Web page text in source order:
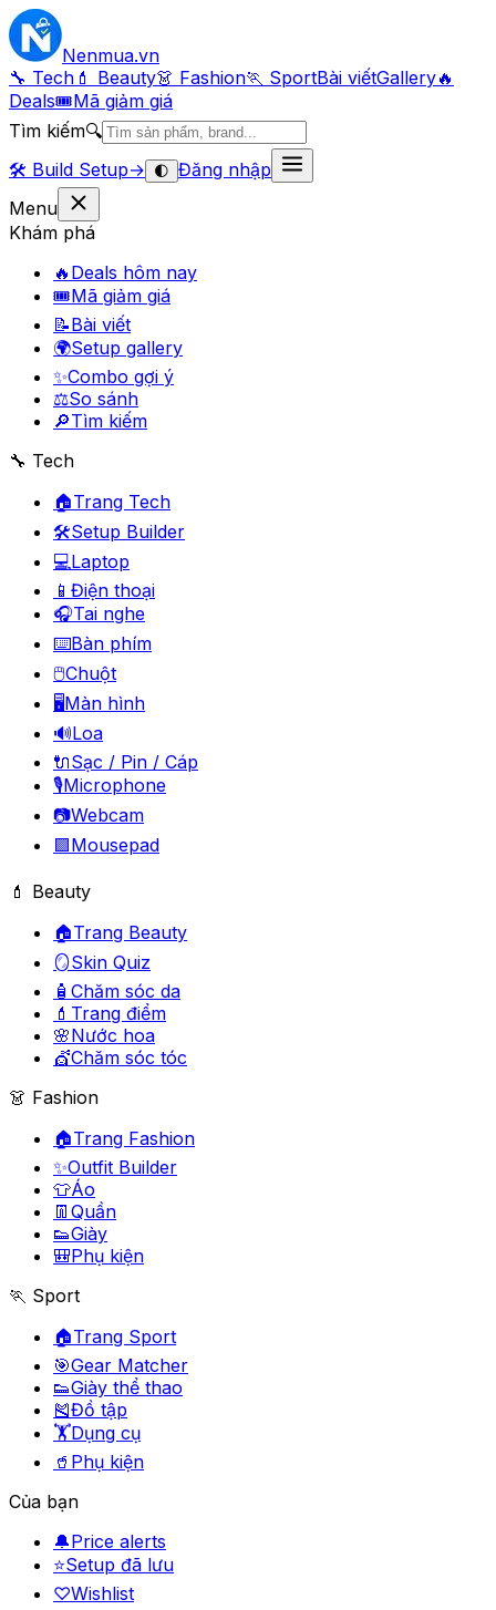
Nenmua.vn
🔧 Tech 💄 Beauty👗 Fashion🏃 SportBài viếtGallery🔥
Deals🎟Mã giảm giá
Tìm kiếm🔍
🛠️ Build Setup→ 🌓 Đăng nhập
Menu
Khám phá
🔥 Deals hôm nay
🎟Mã giảm giá
📝Bài viết
🌍Setup gallery
✨Combo gợi ý
⚖️So sánh
🔎Tìm kiếm
🔧 Tech
🏠Trang Tech
🛠️Setup Builder
💻Laptop
📱 Điện thoại
🎧Tai nghe
⌨️Bàn phím
🖱️Chuột
🖥️Màn hình
🔊Loa
🔌Sạc / Pin / Cáp
🎙️Microphone
📷Webcam
🟪Mousepad
💄 Beauty
🏠Trang Beauty
🪞Skin Quiz
🧴 Chăm sóc da
💄 Trang điểm
🌸Nước hoa
💇Chăm sóc tóc
👗 Fashion
🏠Trang Fashion
✨Outfit Builder
👕Áo
👖 Quần
👟Giày
🎒Phụ kiện
🏃 Sport
🏠Trang Sport
🎯Gear Matcher
👟Giày thể thao
🎽Đồ tập
🏋️Dụng cụ
🥤 Phụ kiện
Của bạn
🔔Price alerts
⭐Setup đã lưu
♡Wishlist